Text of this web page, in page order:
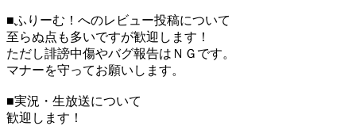
■ふりーむ！へのレビュー投稿について
至らぬ点も多いですが歓迎します！
ただし誹謗中傷やバグ報告はＮＧです。
マナーを守ってお願いします。
■実況・生放送について
歓迎します！